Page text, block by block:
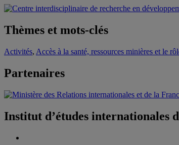
Thèmes et mots-clés
Activités, Accès à la santé, ressources minières et le
Partenaires
Institut d’études internationales